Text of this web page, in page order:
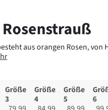
aus orangen Rosen, von
Größe
3
Größe
4
Größe
5
6